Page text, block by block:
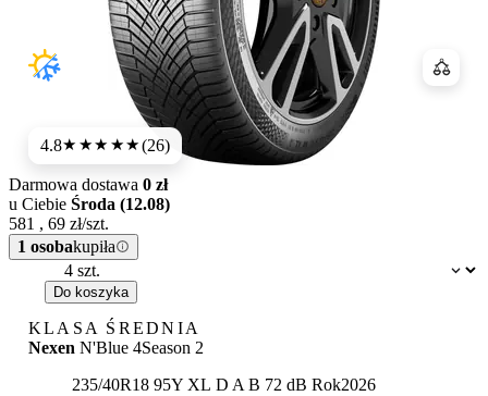
4.8★★★★★(26)
Dostępność:
Darmowa dostawa 0 zł
u Ciebie Środa (12.08)
581 , 69 zł/szt.
1 osobakupiła
Do koszyka
KLASA ŚREDNIA
Nexen N'Blue 4Season 2
235/40R18 95Y XL Etykieta:
D A B 72 dB Rok2026